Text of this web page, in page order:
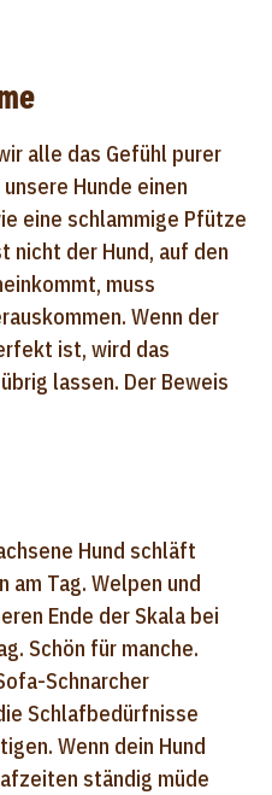
alle das Gefühl purer
Hunde einen
eine schlammige Pfütze
nicht der Hund, auf den
muss
Wenn der
ist, wird das
lassen. Der Beweis
Hund schläft
am Tag. Welpen und
Ende der Skala bei
Schön für manche.
Schnarcher
Schlafbedürfnisse
Wenn dein Hund
ständig müde